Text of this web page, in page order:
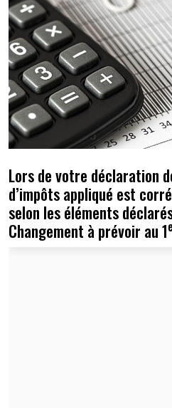
Lors de votre déclaration
d’impôts appliqué est
selon les éléments
Changement à prévoir au 1